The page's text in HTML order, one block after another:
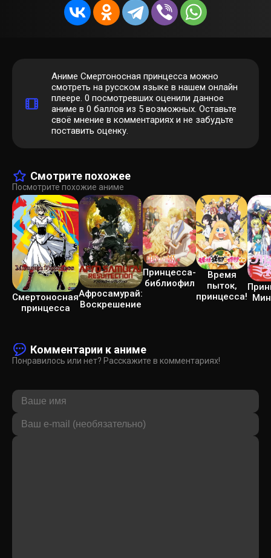
Аниме Смертоносная принцесса можно
смотреть на русском языке в нашем онлайн
плеере. 0 посмотревших оценили данное
аниме в 0 баллов из 5 возможных. Оставьте
своё мнение в комментариях и не забудьте
поставить оценку.
Смотрите похожее
Посмотрите похожие аниме
Смертоносная
принцесса
Афросамурай:
Воскрешение
Принцесса-
библиофил
Время
пыток,
принцесса!
Комментарии к аниме
Понравилось или нет? Расскажите в комментариях!